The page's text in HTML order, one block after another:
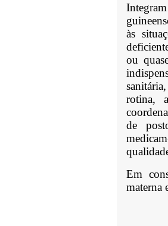
às
ou
rotina,
de
Em
materna